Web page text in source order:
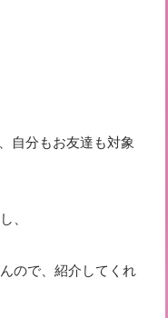
自分もお友達も対象
、
ので、紹介してくれ